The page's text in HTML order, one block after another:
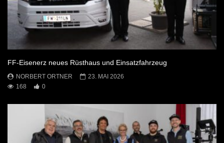
FF-Eisenerz neues Rüsthaus und Einsatzfahrzeug
NORBERT ORTNER
23. MAI 2026
168
0